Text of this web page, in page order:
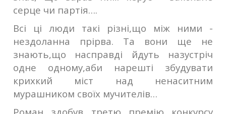
серце чи партія….
Всі ці люди такі різні,що між ними -
нездоланна прірва. Та вони ще не
знають,що насправді йдуть назустріч
одне одному,аби нарешті збудувати
крихкий міст над ненаситним
мурашником своїх мучителів…